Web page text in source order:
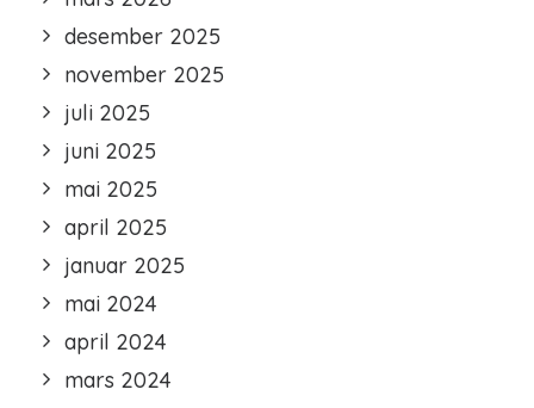
desember 2025
november 2025
juli 2025
juni 2025
mai 2025
april 2025
januar 2025
mai 2024
april 2024
mars 2024